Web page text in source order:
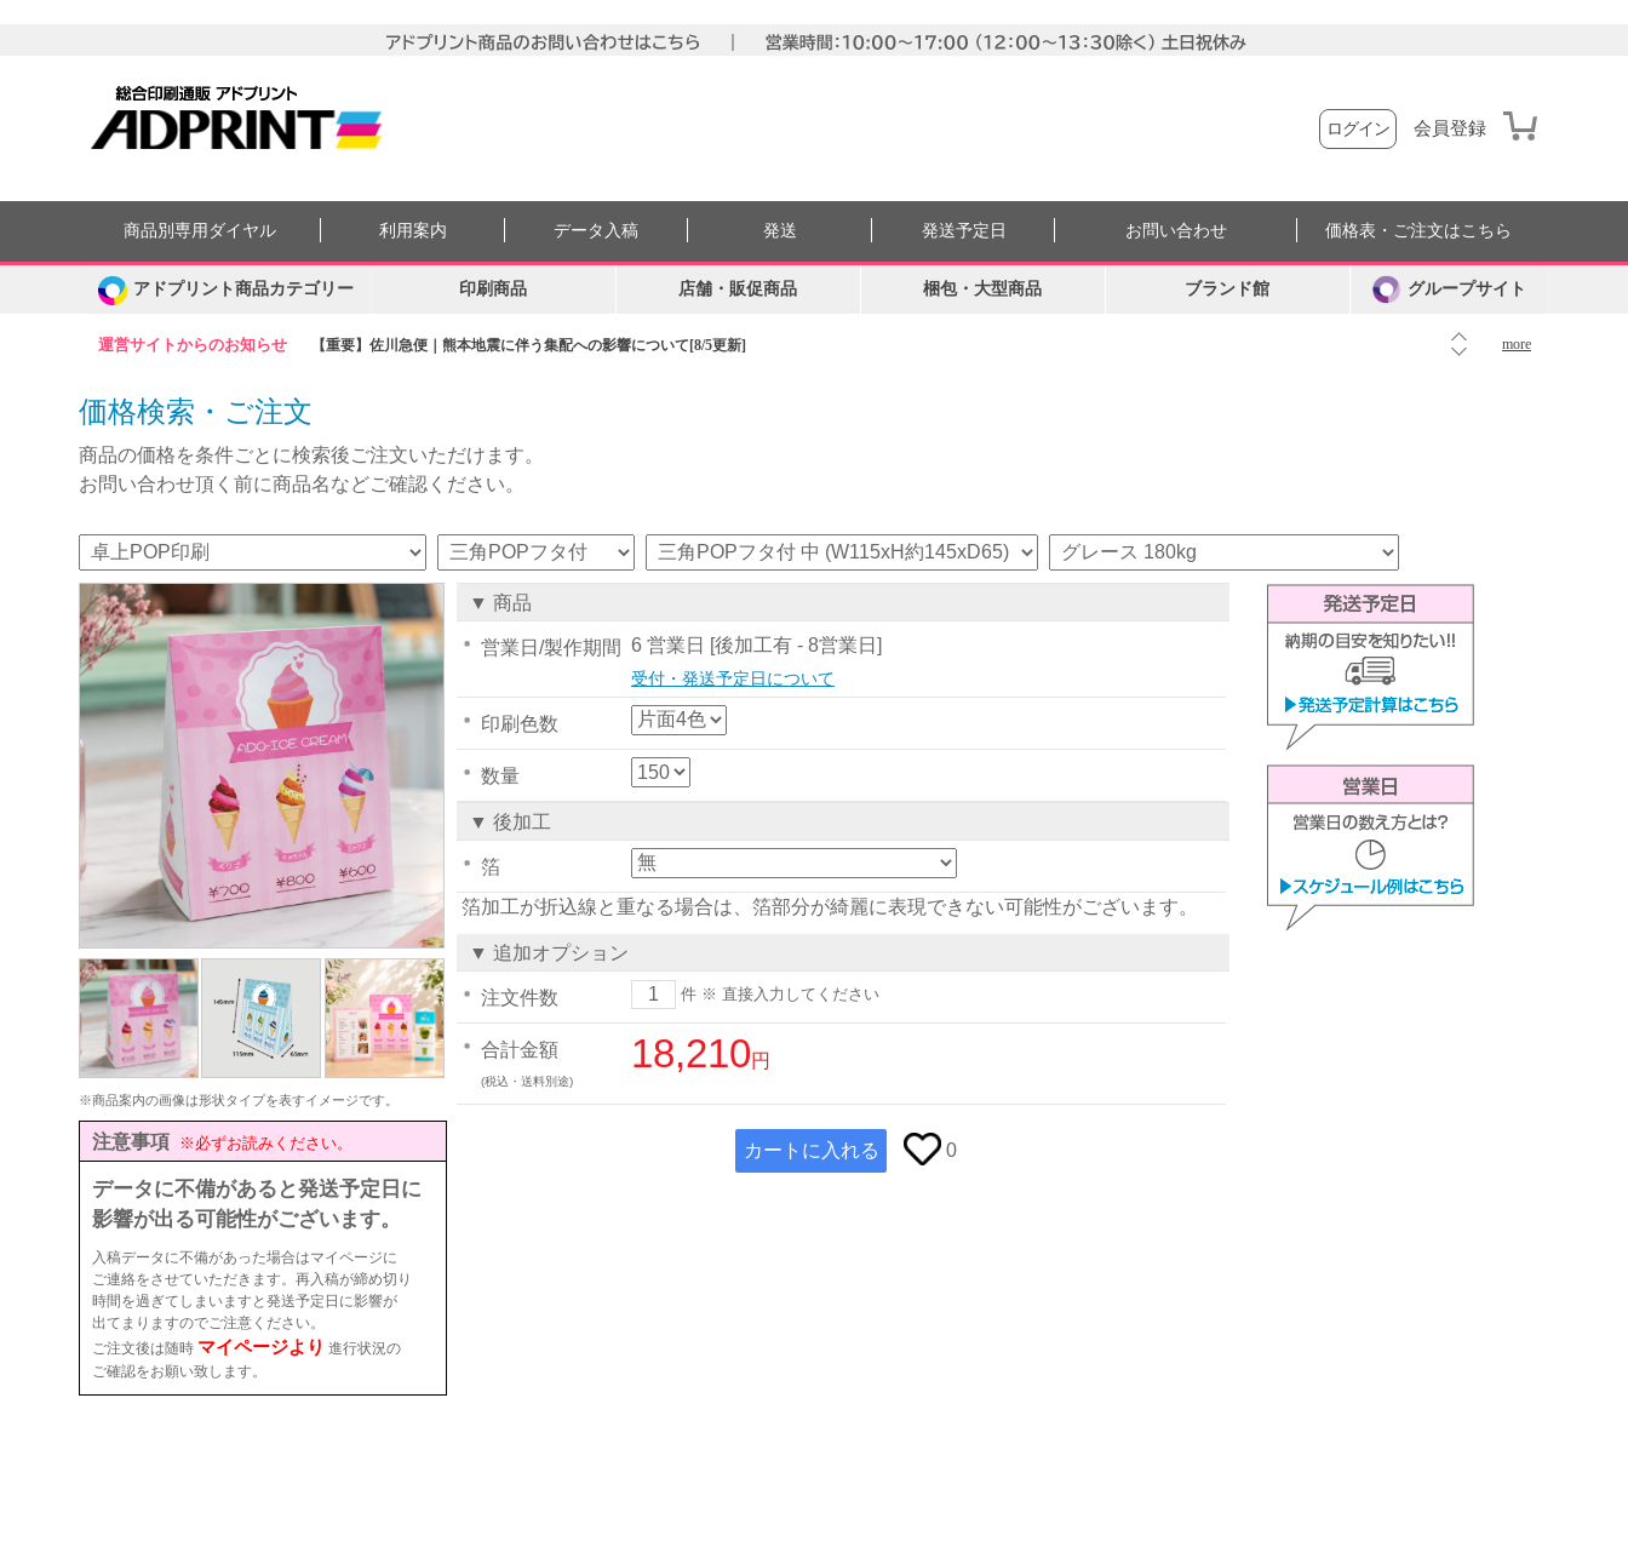
ログイン 会員登録
運営サイトからのお知らせ 【重要】佐川急便｜熊本地震に伴う集配への影響について[8/5更新] more
商品別専用ダイヤル 利用案内 データ入稿 発送 発送予定日 お問い合わせ 価格表・ご注文はこちら
アドプリント商品カテゴリー 印刷商品 店舗・販促商品 梱包・大型商品 ブランド館 グループサイト
価格検索・ご注文
商品の価格を条件ごとに検索後ご注文いただけます。
お問い合わせ頂く前に商品名などご確認ください。
※商品案内の画像は形状タイプを表すイメージです。
注意事項 ※必ずお読みください。
データに不備があると発送予定日に
影響が出る可能性がございます。
入稿データに不備があった場合はマイページに
ご連絡をさせていただきます。再入稿が締め切り
時間を過ぎてしまいますと発送予定日に影響が
出てまりますのでご注意ください。
ご注文後は随時 マイページより 進行状況の
ご確認をお願い致します。
▼ 商品
営業日/製作期間 6 営業日 [後加工有 - 8営業日]
受付・発送予定日について
印刷色数
数量
▼ 後加工
箔
箔加工が折込線と重なる場合は、箔部分が綺麗に表現できない可能性がございます。
▼ 追加オプション
注文件数 件 ※ 直接入力してください
合計金額
(税込・送料別途)
18,210円
カートに入れる 0